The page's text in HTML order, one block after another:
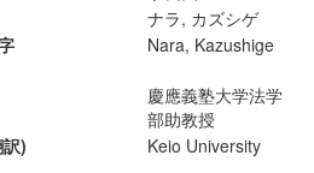
ナラ, カズシゲ
Nara, Kazushige
慶應義塾大学法学
部助教授
)
Keio University